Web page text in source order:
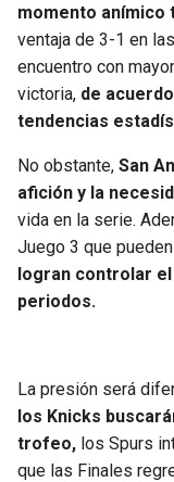
momento anímico
ventaja de 3-1 en
encuentro con
victoria, de
tendencias
No obstante, San
afición y la
vida en la serie.
Juego 3 que
logran controlar
periodos.
La presión será
los Knicks
trofeo, los Spurs
que las Finales